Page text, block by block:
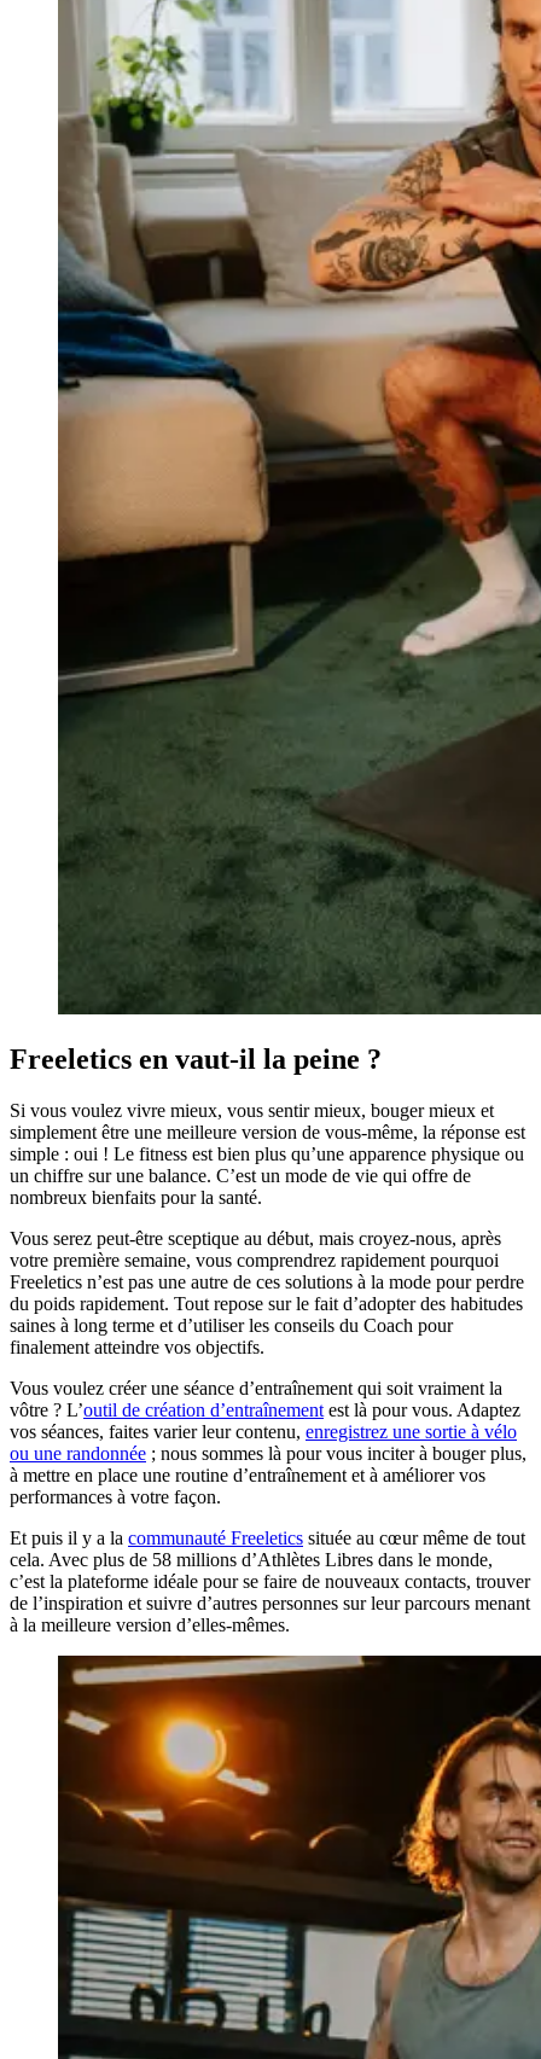
Freeletics en vaut-il la peine ?
Si vous voulez vivre mieux, vous sentir mieux, bouger mieux et
simplement être une meilleure version de vous-même, la réponse est
simple : oui ! Le fitness est bien plus qu’une apparence physique ou
un chiffre sur une balance. C’est un mode de vie qui offre de
nombreux bienfaits pour la santé.
Vous serez peut-être sceptique au début, mais croyez-nous, après
votre première semaine, vous comprendrez rapidement pourquoi
Freeletics n’est pas une autre de ces solutions à la mode pour perdre
du poids rapidement. Tout repose sur le fait d’adopter des habitudes
saines à long terme et d’utiliser les conseils du Coach pour
finalement atteindre vos objectifs.
Vous voulez créer une séance d’entraînement qui soit vraiment la
vôtre ? L’outil de création d’entraînement est là pour vous. Adaptez
vos séances, faites varier leur contenu, enregistrez une sortie à vélo
ou une randonnée ; nous sommes là pour vous inciter à bouger plus,
à mettre en place une routine d’entraînement et à améliorer vos
performances à votre façon.
Et puis il y a la communauté Freeletics située au cœur même de tout
cela. Avec plus de 58 millions d’Athlètes Libres dans le monde,
c’est la plateforme idéale pour se faire de nouveaux contacts, trouver
de l’inspiration et suivre d’autres personnes sur leur parcours menant
à la meilleure version d’elles-mêmes.